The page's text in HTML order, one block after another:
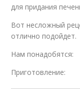
для придания
Вот несложный
отлично подойдет.
Нам понадобятся:
Приготовление: